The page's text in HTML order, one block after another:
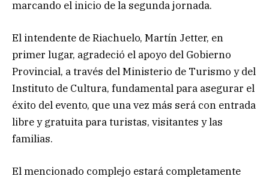
marcando el inicio de la segunda jornada.
El intendente de Riachuelo, Martín Jetter, en
primer lugar, agradeció el apoyo del Gobierno
Provincial, a través del Ministerio de Turismo y del
Instituto de Cultura, fundamental para asegurar el
éxito del evento, que una vez más será con entrada
libre y gratuita para turistas, visitantes y las
familias.
El mencionado complejo estará completamente